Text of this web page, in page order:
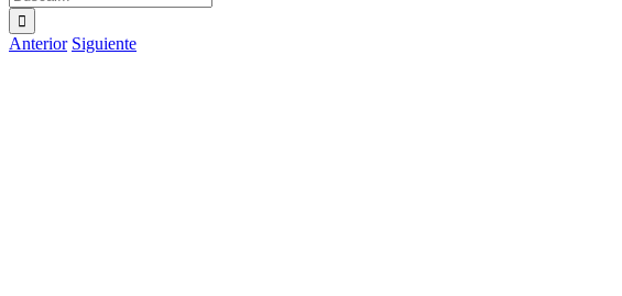
Anterior Siguiente